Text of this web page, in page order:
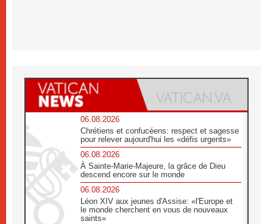
06.08.2026
Chrétiens et confucéens: respect et sagesse
pour relever aujourd'hui les «défis urgents»
06.08.2026
À Sainte-Marie-Majeure, la grâce de Dieu
descend encore sur le monde
06.08.2026
Léon XIV aux jeunes d'Assise: «l'Europe et
le monde cherchent en vous de nouveaux
saints»